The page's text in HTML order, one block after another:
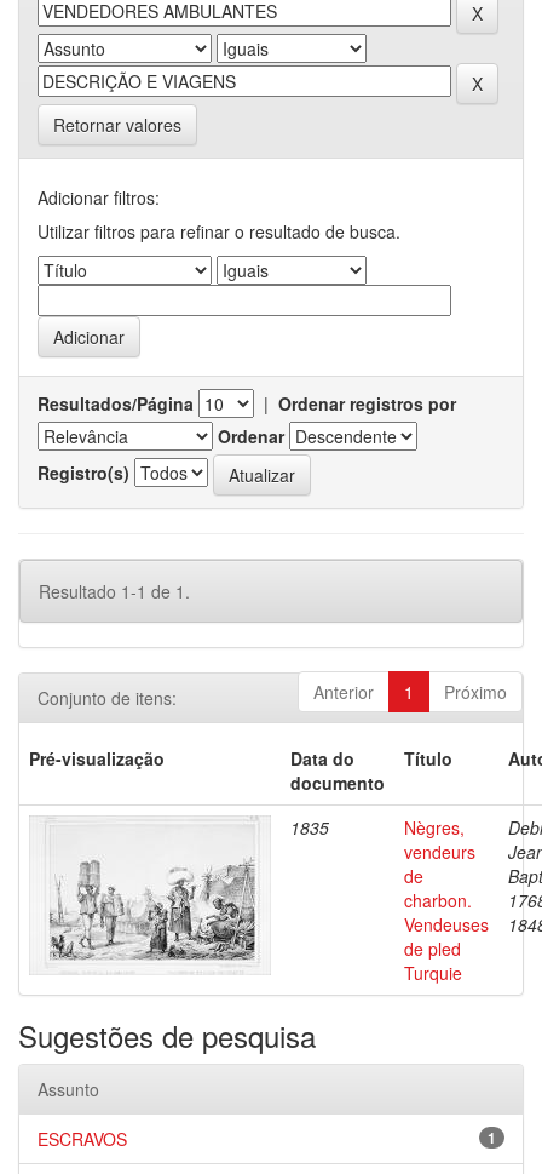
Retornar valores
Adicionar filtros:
Utilizar filtros para refinar o resultado de busca.
Resultados/Página | Ordenar registros por
Ordenar
Registro(s)
Resultado 1-1 de 1.
Anterior 1 Próximo
Conjunto de itens:
Pré-visualização
Data do
documento
Título
1835
Nègres,
vendeurs
de
charbon.
Vendeuses
de pled
Turquie
Sugestões de pesquisa
Assunto
1
ESCRAVOS